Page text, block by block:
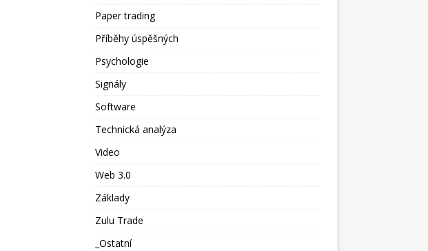
Paper trading
Příběhy úspěšných
Psychologie
Signály
Software
Technická analýza
Video
Web 3.0
Základy
Zulu Trade
_Ostatní